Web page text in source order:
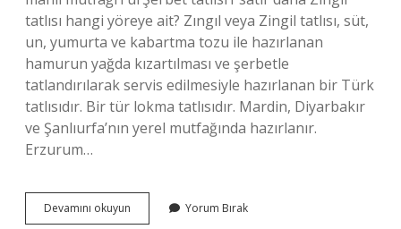
tatlısı hangi yöreye ait? Zıngıl veya Zingil tatlısı, süt,
un, yumurta ve kabartma tozu ile hazırlanan
hamurun yağda kızartılması ve şerbetle
tatlandırılarak servis edilmesiyle hazırlanan bir Türk
tatlısıdır. Bir tür lokma tatlısıdır. Mardin, Diyarbakır
ve Şanlıurfa’nın yerel mutfağında hazırlanır.
Erzurum…
Devamını okuyun
Tatlısı
Yorum Bırak